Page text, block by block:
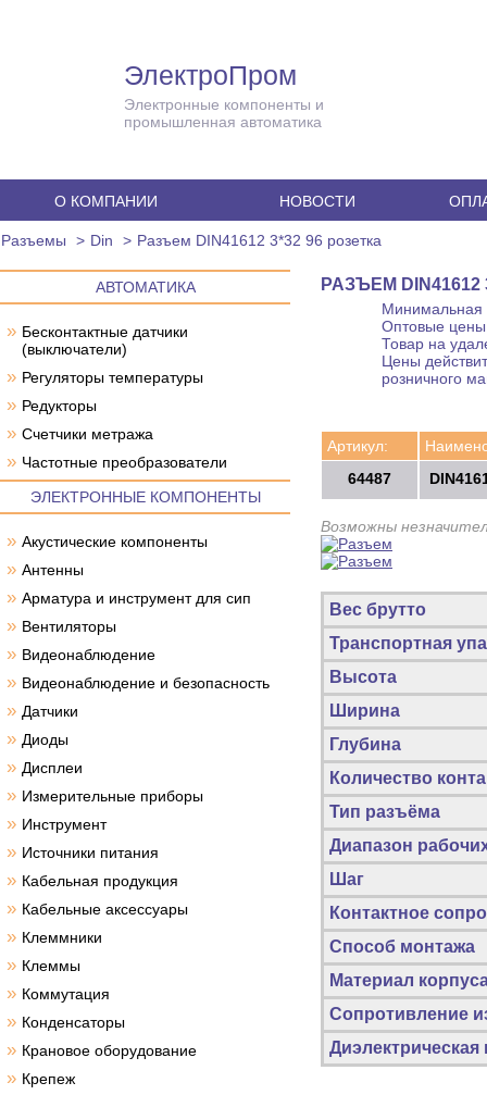
ЭлектроПром
Электронные компоненты и
промышленная автоматика
О КОМПАНИИ НОВОСТИ
Разъемы Din Разъем DIN41612 3*32 96 розетка
АВТОМАТИКА
» Бесконтактные датчики
(выключатели)
» Регуляторы температуры
» Редукторы
» Счетчики метража
» Частотные преобразователи
ЭЛЕКТРОННЫЕ КОМПОНЕНТЫ
» Акустические компоненты
» Антенны
» Арматура и инструмент для сип
» Вентиляторы
» Видеонаблюдение
» Видеонаблюдение и безопасность
» Датчики
» Диоды
» Дисплеи
» Измерительные приборы
» Инструмент
» Источники питания
» Кабельная продукция
» Кабельные аксессуары
» Клеммники
» Клеммы
» Коммутация
» Конденсаторы
» Крановое оборудование
» Крепеж
РАЗЪЕМ DIN41612
Минимальная
Оптовые цены
Товар на
Цены
розничного
Артикул:
64487
Возможны
Вес брутто
Транспортная
Высота
Ширина
Глубина
Количество
Тип разъёма
Диапазон
Шаг
Контактное
Способ монтажа
Материал
Сопротивление
Диэлектрическая